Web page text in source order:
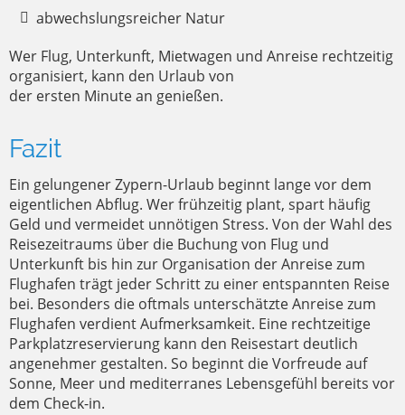
abwechslungsreicher Natur
Wer Flug, Unterkunft, Mietwagen und Anreise rechtzeitig
organisiert, kann den Urlaub von
der ersten Minute an genießen.
Fazit
Ein gelungener Zypern-Urlaub beginnt lange vor dem
eigentlichen Abflug. Wer frühzeitig plant, spart häufig
Geld und vermeidet unnötigen Stress. Von der Wahl des
Reisezeitraums über die Buchung von Flug und
Unterkunft bis hin zur Organisation der Anreise zum
Flughafen trägt jeder Schritt zu einer entspannten Reise
bei. Besonders die oftmals unterschätzte Anreise zum
Flughafen verdient Aufmerksamkeit. Eine rechtzeitige
Parkplatzreservierung kann den Reisestart deutlich
angenehmer gestalten. So beginnt die Vorfreude auf
Sonne, Meer und mediterranes Lebensgefühl bereits vor
dem Check-in.